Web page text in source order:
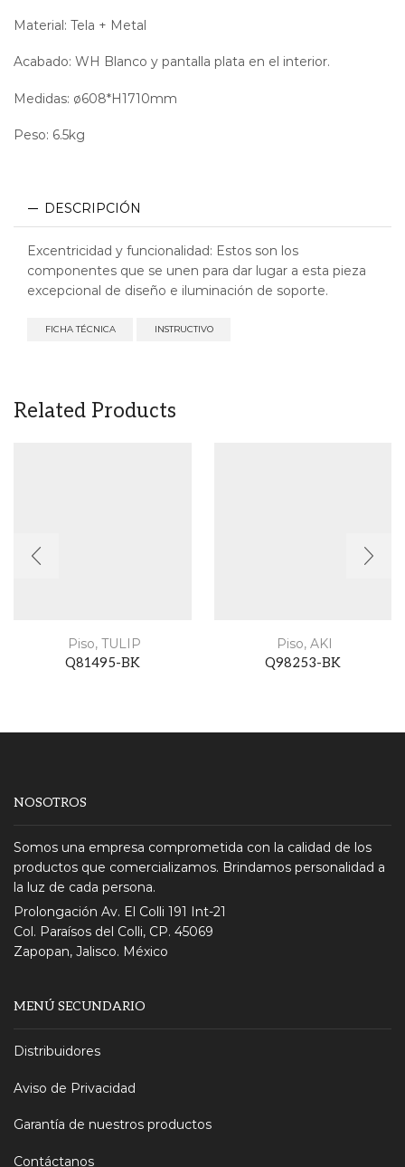
Material: Tela + Metal
Acabado: WH Blanco y pantalla plata en el interior.
Medidas: ø608*H1710mm
Peso: 6.5kg
DESCRIPCIÓN
Excentricidad y funcionalidad: Estos son los
componentes que se unen para dar lugar a esta pieza
excepcional de diseño e iluminación de soporte.
FICHA TÉCNICA INSTRUCTIVO
Related Products
Piso, TULIP
Q81495-BK
Piso, AKI
Q98253-BK
NOSOTROS
Somos una empresa comprometida con la calidad de los
productos que comercializamos. Brindamos personalidad a
la luz de cada persona.
Prolongación Av. El Colli 191 Int-21
Col. Paraísos del Colli, CP. 45069
Zapopan, Jalisco. México
MENÚ SECUNDARIO
Distribuidores
Aviso de Privacidad
Garantía de nuestros productos
Contáctanos